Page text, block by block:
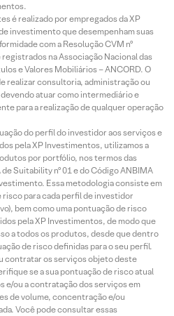
é realizado por empregados da XP
investimento que desempenham suas
com a Resolução CVM nº
na Associação Nacional das
e Valores Mobiliários – ANCORD. O
realizar consultoria, administração ou
atuar como intermediário e
para a realização de qualquer operação
do perfil do investidor aos serviços e
pela XP Investimentos, utilizamos a
por portfólio, nos termos das
Suitability nº 01 e do Código ANBIMA
Essa metodologia consiste em
para cada perfil de investidor
bem como uma pontuação de risco
pela XP Investimentos, de modo que
a todos os produtos, desde que dentro
de risco definidas para o seu perfil.
contratar os serviços objeto deste
se a sua pontuação de risco atual
e/ou a contratação dos serviços em
de volume, concentração e/ou
Você pode consultar essas